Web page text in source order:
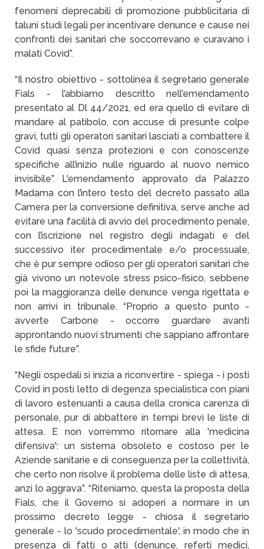
fenomeni deprecabili di promozione pubblicitaria di
taluni studi legali per incentivare denunce e cause nei
confronti dei sanitari che soccorrevano e curavano i
malati Covid”.
“Il nostro obiettivo - sottolinea il segretario generale
Fials - l’abbiamo descritto nell’emendamento
presentato al Dl 44/2021, ed era quello di evitare di
mandare al patibolo, con accuse di presunte colpe
gravi, tutti gli operatori sanitari lasciati a combattere il
Covid quasi senza protezioni e con conoscenze
specifiche all’inizio nulle riguardo al nuovo nemico
invisibile”. L'emendamento approvato da Palazzo
Madama con l’intero testo del decreto passato alla
Camera per la conversione definitiva, serve anche ad
evitare una facilità di avvio del procedimento penale,
con l’iscrizione nel registro degli indagati e del
successivo iter procedimentale e/o processuale,
che è pur sempre odioso per gli operatori sanitari che
già vivono un notevole stress psico-fisico, sebbene
poi la maggioranza delle denunce venga rigettata e
non arrivi in tribunale. “Proprio a questo punto -
avverte Carbone - occorre guardare avanti
approntando nuovi strumenti che sappiano affrontare
le sfide future”.
“Negli ospedali si inizia a riconvertire - spiega - i posti
Covid in posti letto di degenza specialistica con piani
di lavoro estenuanti a causa della cronica carenza di
personale, pur di abbattere in tempi brevi le liste di
attesa. E non vorremmo ritornare alla 'medicina
difensiva': un sistema obsoleto e costoso per le
Aziende sanitarie e di conseguenza per la collettività,
che certo non risolve il problema delle liste di attesa,
anzi lo aggrava”. “Riteniamo, questa la proposta della
Fials, che il Governo si adoperi a normare in un
prossimo decreto legge - chiosa il segretario
generale - lo 'scudo procedimentale', in modo che in
presenza di fatti o atti (denunce, referti medici,